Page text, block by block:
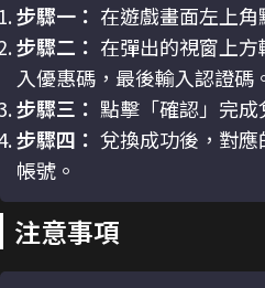
步驟一： 在遊戲畫面左上角
步驟二： 在彈出的視窗上
入優惠碼，最後輸入認證碼
步驟三： 點擊「確認」完成
步驟四： 兌換成功後，對
帳號。
注意事項